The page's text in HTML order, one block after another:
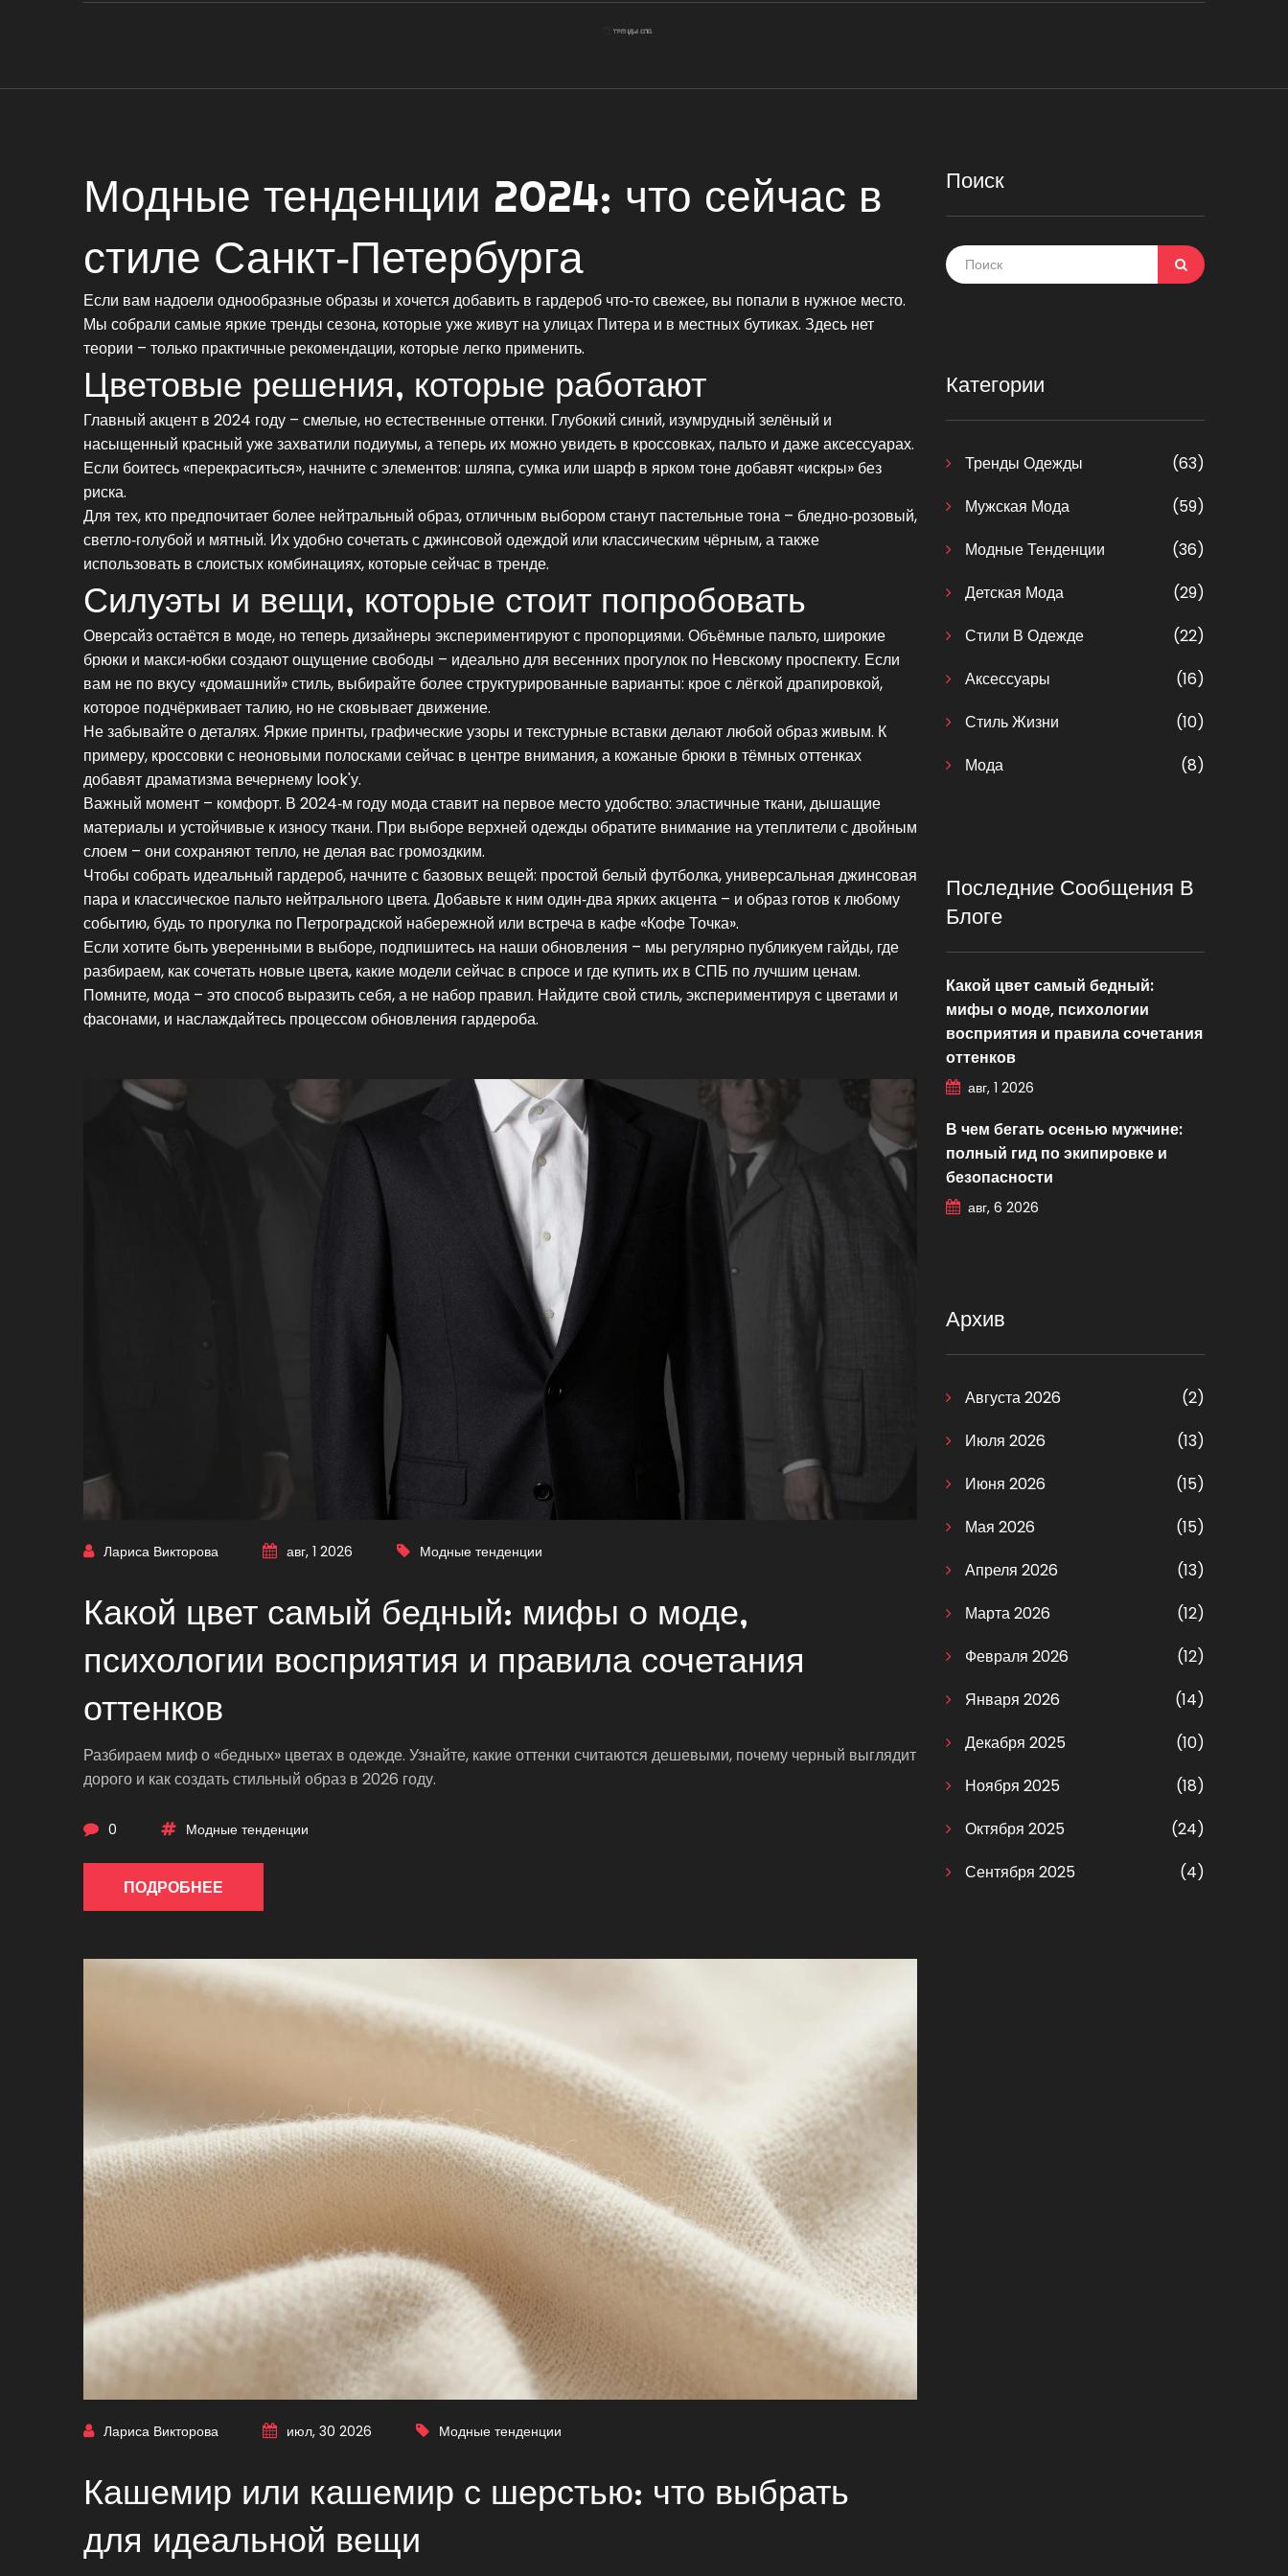
Модные тенденции 2024: что сейчас в
стиле Санкт‑Петербурга
Если вам надоели однообразные образы и хочется добавить в гардероб что‑то свежее, вы попали в нужное место.
Мы собрали самые яркие тренды сезона, которые уже живут на улицах Питера и в местных бутиках. Здесь нет
теории – только практичные рекомендации, которые легко применить.
Цветовые решения, которые работают
Главный акцент в 2024 году – смелые, но естественные оттенки. Глубокий синий, изумрудный зелёный и
насыщенный красный уже захватили подиумы, а теперь их можно увидеть в кроссовках, пальто и даже аксессуарах.
Если боитесь «перекраситься», начните с элементов: шляпа, сумка или шарф в ярком тоне добавят «искры» без
риска.
Для тех, кто предпочитает более нейтральный образ, отличным выбором станут пастельные тона – бледно‑розовый,
светло‑голубой и мятный. Их удобно сочетать с джинсовой одеждой или классическим чёрным, а также
использовать в слоистых комбинациях, которые сейчас в тренде.
Силуэты и вещи, которые стоит попробовать
Оверсайз остаётся в моде, но теперь дизайнеры экспериментируют с пропорциями. Объёмные пальто, широкие
брюки и макси‑юбки создают ощущение свободы – идеально для весенних прогулок по Невскому проспекту. Если
вам не по вкусу «домашний» стиль, выбирайте более структурированные варианты: крое с лёгкой драпировкой,
которое подчёркивает талию, но не сковывает движение.
Не забывайте о деталях. Яркие принты, графические узоры и текстурные вставки делают любой образ живым. К
примеру, кроссовки с неоновыми полосками сейчас в центре внимания, а кожаные брюки в тёмных оттенках
добавят драматизма вечернему look'у.
Важный момент – комфорт. В 2024‑м году мода ставит на первое место удобство: эластичные ткани, дышащие
материалы и устойчивые к износу ткани. При выборе верхней одежды обратите внимание на утеплители с двойным
слоем – они сохраняют тепло, не делая вас громоздким.
Чтобы собрать идеальный гардероб, начните с базовых вещей: простой белый футболка, универсальная джинсовая
пара и классическое пальто нейтрального цвета. Добавьте к ним один‑два ярких акцента – и образ готов к любому
событию, будь то прогулка по Петроградской набережной или встреча в кафе «Кофе Точка».
Если хотите быть уверенными в выборе, подпишитесь на наши обновления – мы регулярно публикуем гайды, где
разбираем, как сочетать новые цвета, какие модели сейчас в спросе и где купить их в СПБ по лучшим ценам.
Помните, мода – это способ выразить себя, а не набор правил. Найдите свой стиль, экспериментируя с цветами и
фасонами, и наслаждайтесь процессом обновления гардероба.
Лариса Викторова авг, 1 2026 Модные тенденции
Какой цвет самый бедный: мифы о моде,
психологии восприятия и правила сочетания
оттенков
Разбираем миф о «бедных» цветах в одежде. Узнайте, какие оттенки считаются дешевыми, почему черный выглядит
дорого и как создать стильный образ в 2026 году.
0 Модные тенденции
ПОДРОБНЕЕ
Лариса Викторова июл, 30 2026 Модные тенденции
Кашемир или кашемир с шерстью: что выбрать
для идеальной вещи
Поиск
Категории
Тренды Одежды
(63)
Мужская Мода
(59)
Модные Тенденции
(36)
Детская Мода
(29)
Стили В Одежде
(22)
Аксессуары
(16)
Стиль Жизни
(10)
Мода
(8)
Последние Сообщения В
Блоге
Какой цвет самый бедный:
мифы о моде, психологии
восприятия и правила сочетания
оттенков
авг, 1 2026
В чем бегать осенью мужчине:
полный гид по экипировке и
безопасности
авг, 6 2026
Архив
Августа 2026
(2)
Июля 2026
(13)
Июня 2026
(15)
Мая 2026
(15)
Апреля 2026
(13)
Марта 2026
(12)
Февраля 2026
(12)
Января 2026
(14)
Декабря 2025
(10)
Ноября 2025
(18)
Октября 2025
(24)
Сентября 2025
(4)